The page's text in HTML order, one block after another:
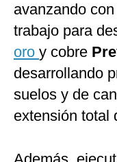
avanzando
trabajo para
oro y cobre
desarrollando
suelos y de
extensión total